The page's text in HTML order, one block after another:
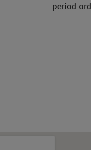
period